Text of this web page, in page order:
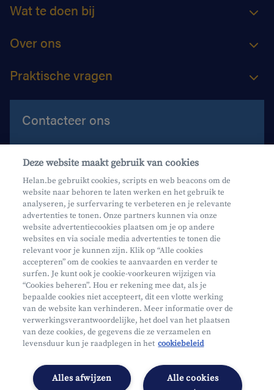
Wat te doen bij
Over ons
Praktische vragen
Contacteer ons
Contacteer ons
Maak een afspraak
Waar vind je ons?
Mifid
Privacy
Juridische info
Onderworpen aan de controle van CDZ
Toegankelijkheidsverklaring
Deze website maakt gebruik van cookies
Helan.be gebruikt cookies, scripts en web beacons om de
website naar behoren te laten werken en het gebruik te
analyseren, je surfervaring te verbeteren en je relevante
advertenties te tonen. Onze partners kunnen via onze
website advertentiecookies plaatsen om je op andere
websites en via sociale media advertenties te tonen die
relevant voor je kunnen zijn. Klik op “Alle cookies
accepteren” om de cookies te aanvaarden en verder te
surfen. Je kunt ook je cookie-voorkeuren wijzigen via
“Cookies beheren”. Hou er rekening mee dat, als je
bepaalde cookies niet accepteert, dit een vlotte werking
van de website kan verhinderen. Meer informatie over de
verwerkingsverantwoordelijke, het doel van het plaatsen
van deze cookies, de gegevens die ze verzamelen en
levensduur kun je raadplegen in het cookiebeleid
Alle cookies
Alles afwijzen